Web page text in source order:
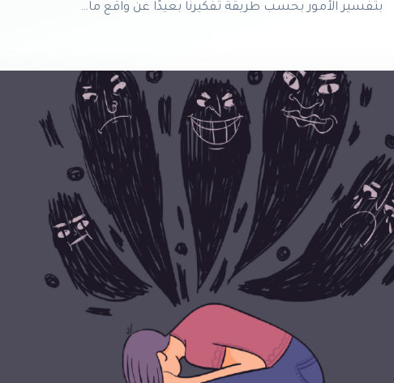
بتفسير الأمور بحسب طريقة تفكيرنا بعيدًا عن واقع ما…